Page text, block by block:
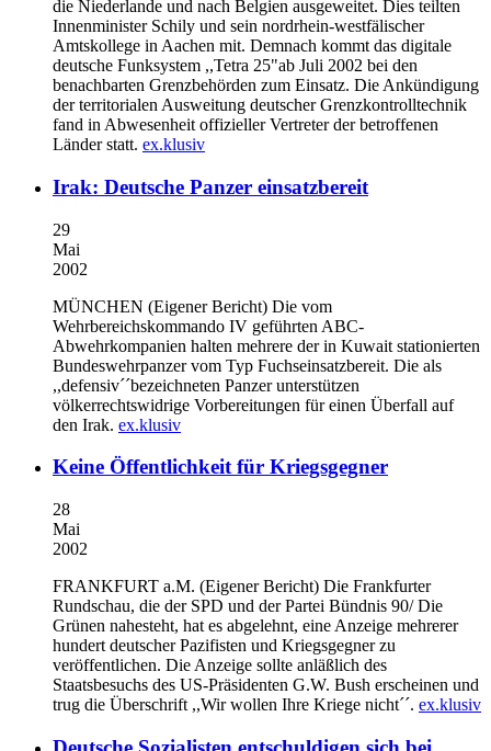
die Niederlande und nach Belgien ausgeweitet. Dies teilten
Innenminister Schily und sein nordrhein-westfälischer
Amtskollege in Aachen mit. Demnach kommt das digitale
deutsche Funksystem ,,Tetra 25"ab Juli 2002 bei den
benachbarten Grenzbehörden zum Einsatz. Die Ankündigung
der territorialen Ausweitung deutscher Grenzkontrolltechnik
fand in Abwesenheit offizieller Vertreter der betroffenen
Länder statt. ex.klusiv
Irak: Deutsche Panzer einsatzbereit
29
Mai
2002
MÜNCHEN (Eigener Bericht) Die vom
Wehrbereichskommando IV geführten ABC-
Abwehrkompanien halten mehrere der in Kuwait stationierten
Bundeswehrpanzer vom Typ Fuchseinsatzbereit. Die als
,,defensiv´´bezeichneten Panzer unterstützen
völkerrechtswidrige Vorbereitungen für einen Überfall auf
den Irak. ex.klusiv
Keine Öffentlichkeit für Kriegsgegner
28
Mai
2002
FRANKFURT a.M. (Eigener Bericht) Die Frankfurter
Rundschau, die der SPD und der Partei Bündnis 90/ Die
Grünen nahesteht, hat es abgelehnt, eine Anzeige mehrerer
hundert deutscher Pazifisten und Kriegsgegner zu
veröffentlichen. Die Anzeige sollte anläßlich des
Staatsbesuchs des US-Präsidenten G.W. Bush erscheinen und
trug die Überschrift ,,Wir wollen Ihre Kriege nicht´´. ex.klusiv